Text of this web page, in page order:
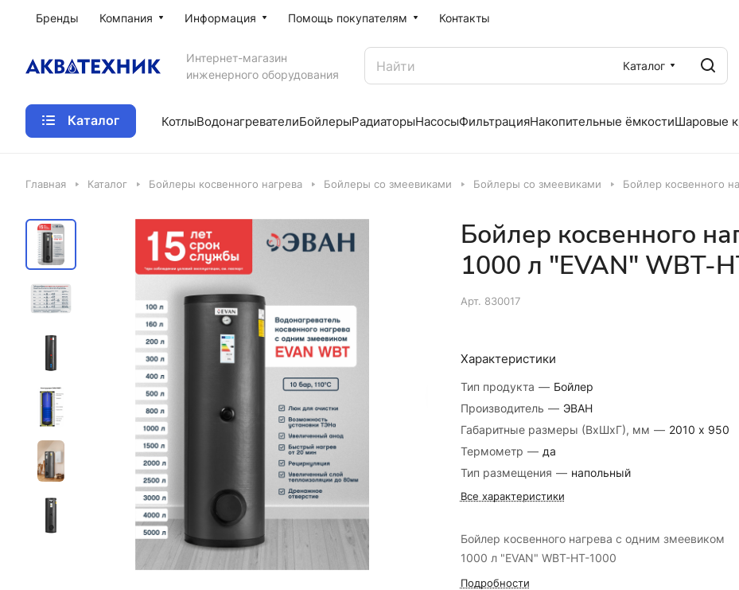
Бренды Компания Информация Помощь покупателям Контакты
Интернет-магазин
инженерного оборудования
Каталог
Каталог КотлыВодонагревателиБойлерыРадиаторыНасосыФильтрацияНакопительные ёмкостиШаровые
Главная Каталог Бойлеры косвенного нагрева Бойлеры со змеевиками Бойлеры со змеевиками Бойлер косвенного
Бойлер косвенного
1000 л "EVAN" WBT-
Арт. 830017
Характеристики
Тип продукта — Бойлер
Производитель — ЭВАН
Габаритные размеры (ВхШхГ), мм — 2010 х 950
Термометр — да
Тип размещения — напольный
Все характеристики
Бойлер косвенного нагрева с одним змеевиком
1000 л "EVAN" WBT-HT-1000
Подробности